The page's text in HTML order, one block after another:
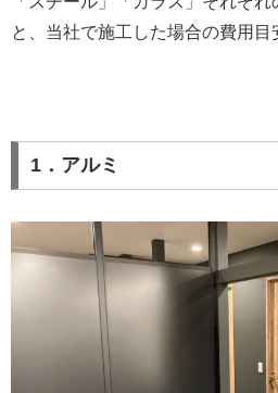
と、当社で施工した場合の費用目
1．アルミ